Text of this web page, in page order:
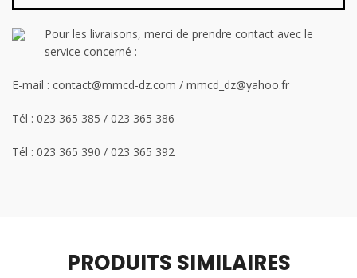
Pour les livraisons, merci de prendre contact avec le
service concerné :
E-mail : contact@mmcd-dz.com / mmcd_dz@yahoo.fr
Tél : 023 365 385 / 023 365 386
Tél : 023 365 390 / 023 365 392
PRODUITS SIMILAIRES